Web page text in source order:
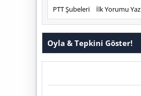
PTT Şubeleri İlk Yorumu Yaz
Oyla & Tepkini Göster!